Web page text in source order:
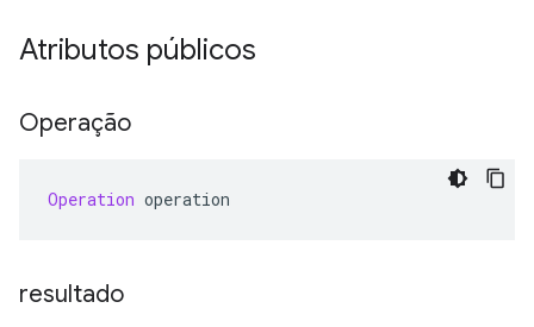
Atributos públicos
Operação
Operation operation
resultado